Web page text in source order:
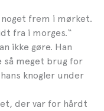
noget frem i mørket.
fra i morges.“
ikke gøre. Han
så meget brug for
knogler under
der var for hårdt